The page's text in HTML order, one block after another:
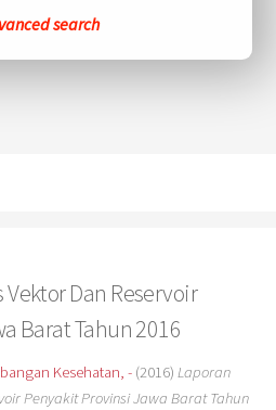
search
Dan Reservoir
Barat Tahun 2016
Kesehatan, -(2016) Laporan
Penyakit Provinsi Jawa Barat Tahun